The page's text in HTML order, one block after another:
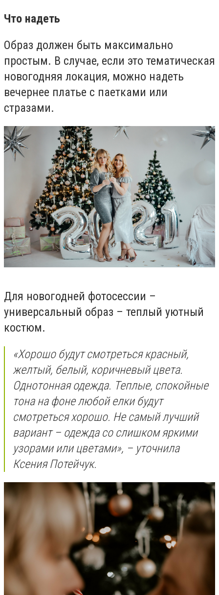
Что надеть
Образ должен быть максимально
простым. В случае, если это тематическая
новогодняя локация, можно надеть
вечернее платье с паетками или
стразами.
Для новогодней фотосессии –
универсальный образ – теплый уютный
костюм.
«Хорошо будут смотреться красный,
желтый, белый, коричневый цвета.
Однотонная одежда. Теплые, спокойные
тона на фоне любой елки будут
смотреться хорошо. Не самый лучший
вариант – одежда со слишком яркими
узорами или цветами», – уточнила
Ксения Потейчук.